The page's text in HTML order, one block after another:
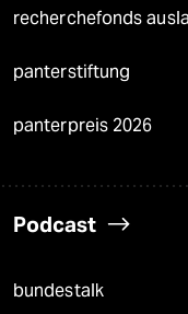
recherchefonds
panterstiftung
panterpreis 2026
Podcast
bundestalk